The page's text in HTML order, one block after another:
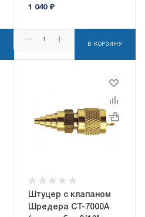
1 040₽
В КОРЗИНУ
Штуцер с клапаном
Шредера CT-7000A